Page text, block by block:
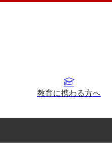
教育に携わる方へ